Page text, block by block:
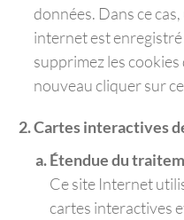
données. Dans ce
internet est
supprimez les
nouveau cliquer sur
Cartes interactives
Étendue du
Ce site Internet
cartes interactives